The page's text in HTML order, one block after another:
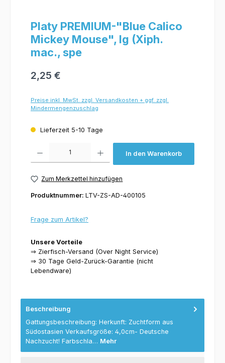
Platy PREMIUM-"Blue Calico
Mickey Mouse", lg (Xiph.
mac., spe
2,25 €
Preise inkl. MwSt. zzgl. Versandkosten + ggf. zzgl.
Mindermengenzuschlag
Lieferzeit 5-10 Tage
In den Warenkorb
Zum Merkzettel hinzufügen
Produktnummer: LTV-ZS-AD-400105
Frage zum Artikel?
Unsere Vorteile
⇒ Zierfisch-Versand (Over Night Service)
⇒ 30 Tage Geld-Zurück-Garantie (nicht
Lebendware)
Beschreibung
Gattungsbeschreibung: Herkunft: Zuchtform aus
Südostasien Verkaufsgröße: 4,0cm- Deutsche
Nachzucht! Farbschla… Mehr